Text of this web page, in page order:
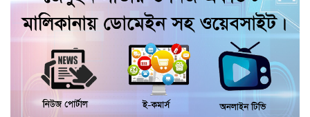
কয়রায় জুলাই ছাত্র গণঅভ্যুত্থানের ২য় বার্ষিকী
উপলক্ষে জামায়াতের দোয়া ও গণমিছিল
জুলাই গণ-অভ্যুত্থান দিবসের অনুষ্ঠানে
গণঅধিকার পরিষদের নেতাকে হেনস্থার
অভিযোগ